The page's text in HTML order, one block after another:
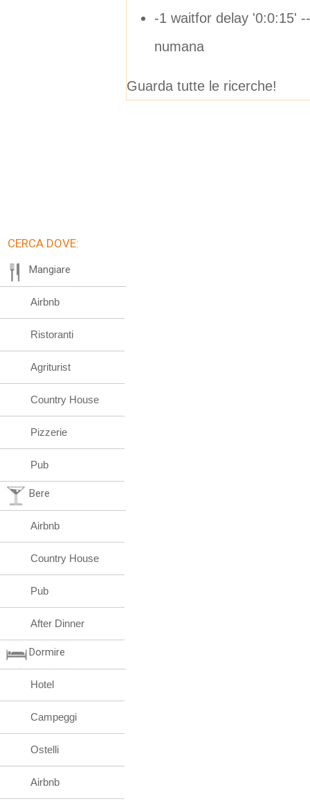
-1 waitfor delay '0:0:15'
numana
Guarda tutte le ricerche!
CERCA DOVE:
Mangiare
Airbnb
Ristoranti
Agriturist
Country House
Pizzerie
Pub
Bere
Airbnb
Country House
Pub
After Dinner
Dormire
Hotel
Campeggi
Ostelli
Airbnb